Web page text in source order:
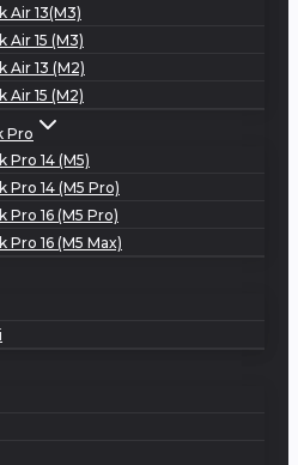
Air 13(M3)
Air 15 (M3)
Air 13 (M2)
Air 15 (M2)
Pro
Pro 14 (M5)
Pro 14 (M5 Pro)
Pro 16 (M5 Pro)
Pro 16 (M5 Max)